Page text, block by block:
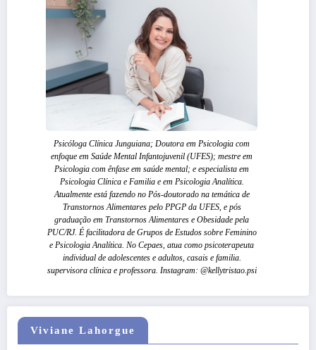
Psicóloga Clínica Junguiana; Doutora em Psicologia com
enfoque em Saúde Mental Infantojuvenil (UFES); mestre em
Psicologia com ênfase em saúde mental; e especialista em
Psicologia Clínica e Familia e em Psicologia Analítica.
Atualmente está fazendo no Pós-doutorado na temática de
Transtornos Alimentares pelo PPGP da UFES, e pós
graduação em Transtornos Alimentares e Obesidade pela
PUC/RJ. É facilitadora de Grupos de Estudos sobre Feminino
e Psicologia Analítica. No Cepaes, atua como psicoterapeuta
individual de adolescentes e adultos, casais e familia.
supervisora clínica e professora. Instagram: @kellytristao.psi
Viviane Lahorgue